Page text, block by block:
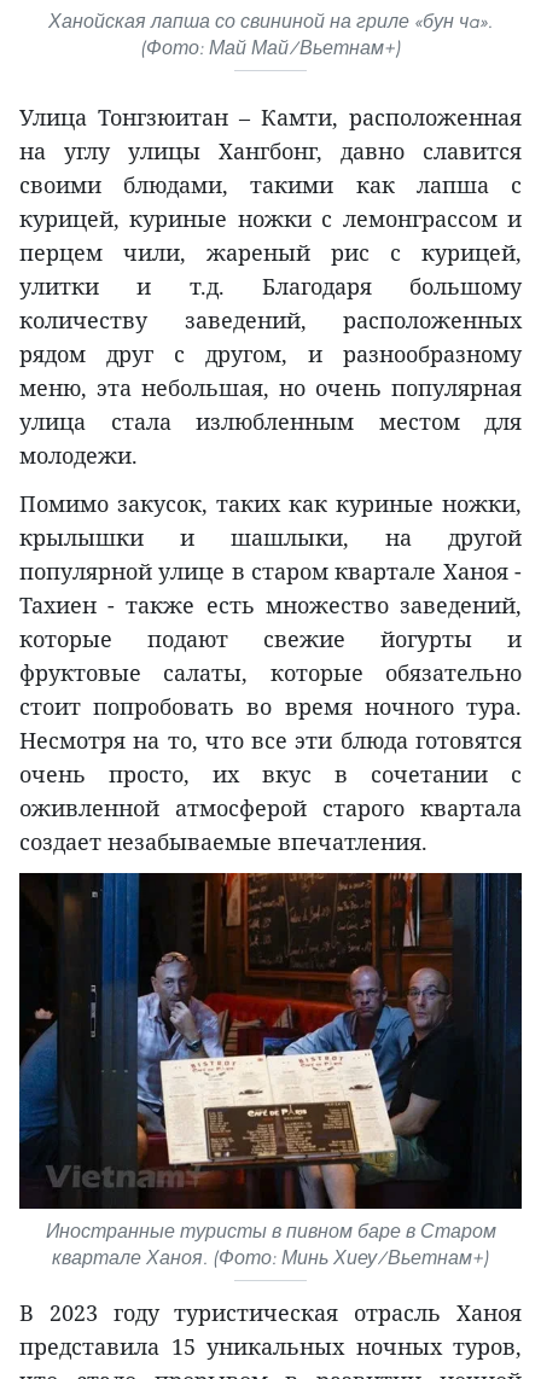
Ханойская лапша со свининой на гриле «бун чa».
(Фото: Май Май/Вьетнам+)
Улица Тонгзюитан – Камти, расположенная
на углу улицы Хангбонг, давно славится
своими блюдами, такими как лапша с
курицей, куриные ножки с лемонграссом и
перцем чили, жареный рис с курицей,
улитки и т.д. Благодаря большому
количеству заведений, расположенных
рядом друг с другом, и разнообразному
меню, эта небольшая, но очень популярная
улица стала излюбленным местом для
молодежи.
Помимо закусок, таких как куриные ножки,
крылышки и шашлыки, на другой
популярной улице в старом квартале Ханоя -
Тахиен - также есть множество заведений,
которые подают свежие йогурты и
фруктовые салаты, которые обязательно
стоит попробовать во время ночного тура.
Несмотря на то, что все эти блюда готовятся
очень просто, их вкус в сочетании с
оживленной атмосферой старого квартала
создает незабываемые впечатления.
Иностранные туристы в пивном баре в Старом
квартале Ханоя. (Фото: Минь Хиеу/Вьетнам+)
В 2023 году туристическая отрасль Ханоя
представила 15 уникальных ночных туров,